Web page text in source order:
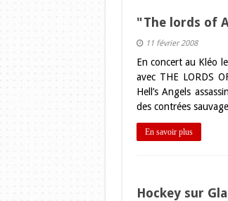
"The lords of
11 février 2008
En concert au Kléo
avec THE LORDS
Hell’s Angels
des contrées
En savoir plus
Hockey sur